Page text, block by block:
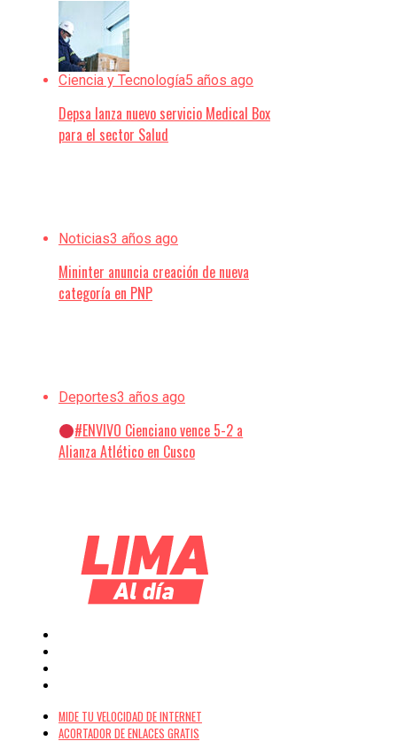
Ciencia y Tecnología5 años ago
Depsa lanza nuevo servicio Medical Box
para el sector Salud
Noticias3 años ago
Mininter anuncia creación de nueva
categoría en PNP
Deportes3 años ago
#ENVIVO Cienciano vence 5-2 a
Alianza Atlético en Cusco
MIDE TU VELOCIDAD DE INTERNET
ACORTADOR DE ENLACES GRATIS